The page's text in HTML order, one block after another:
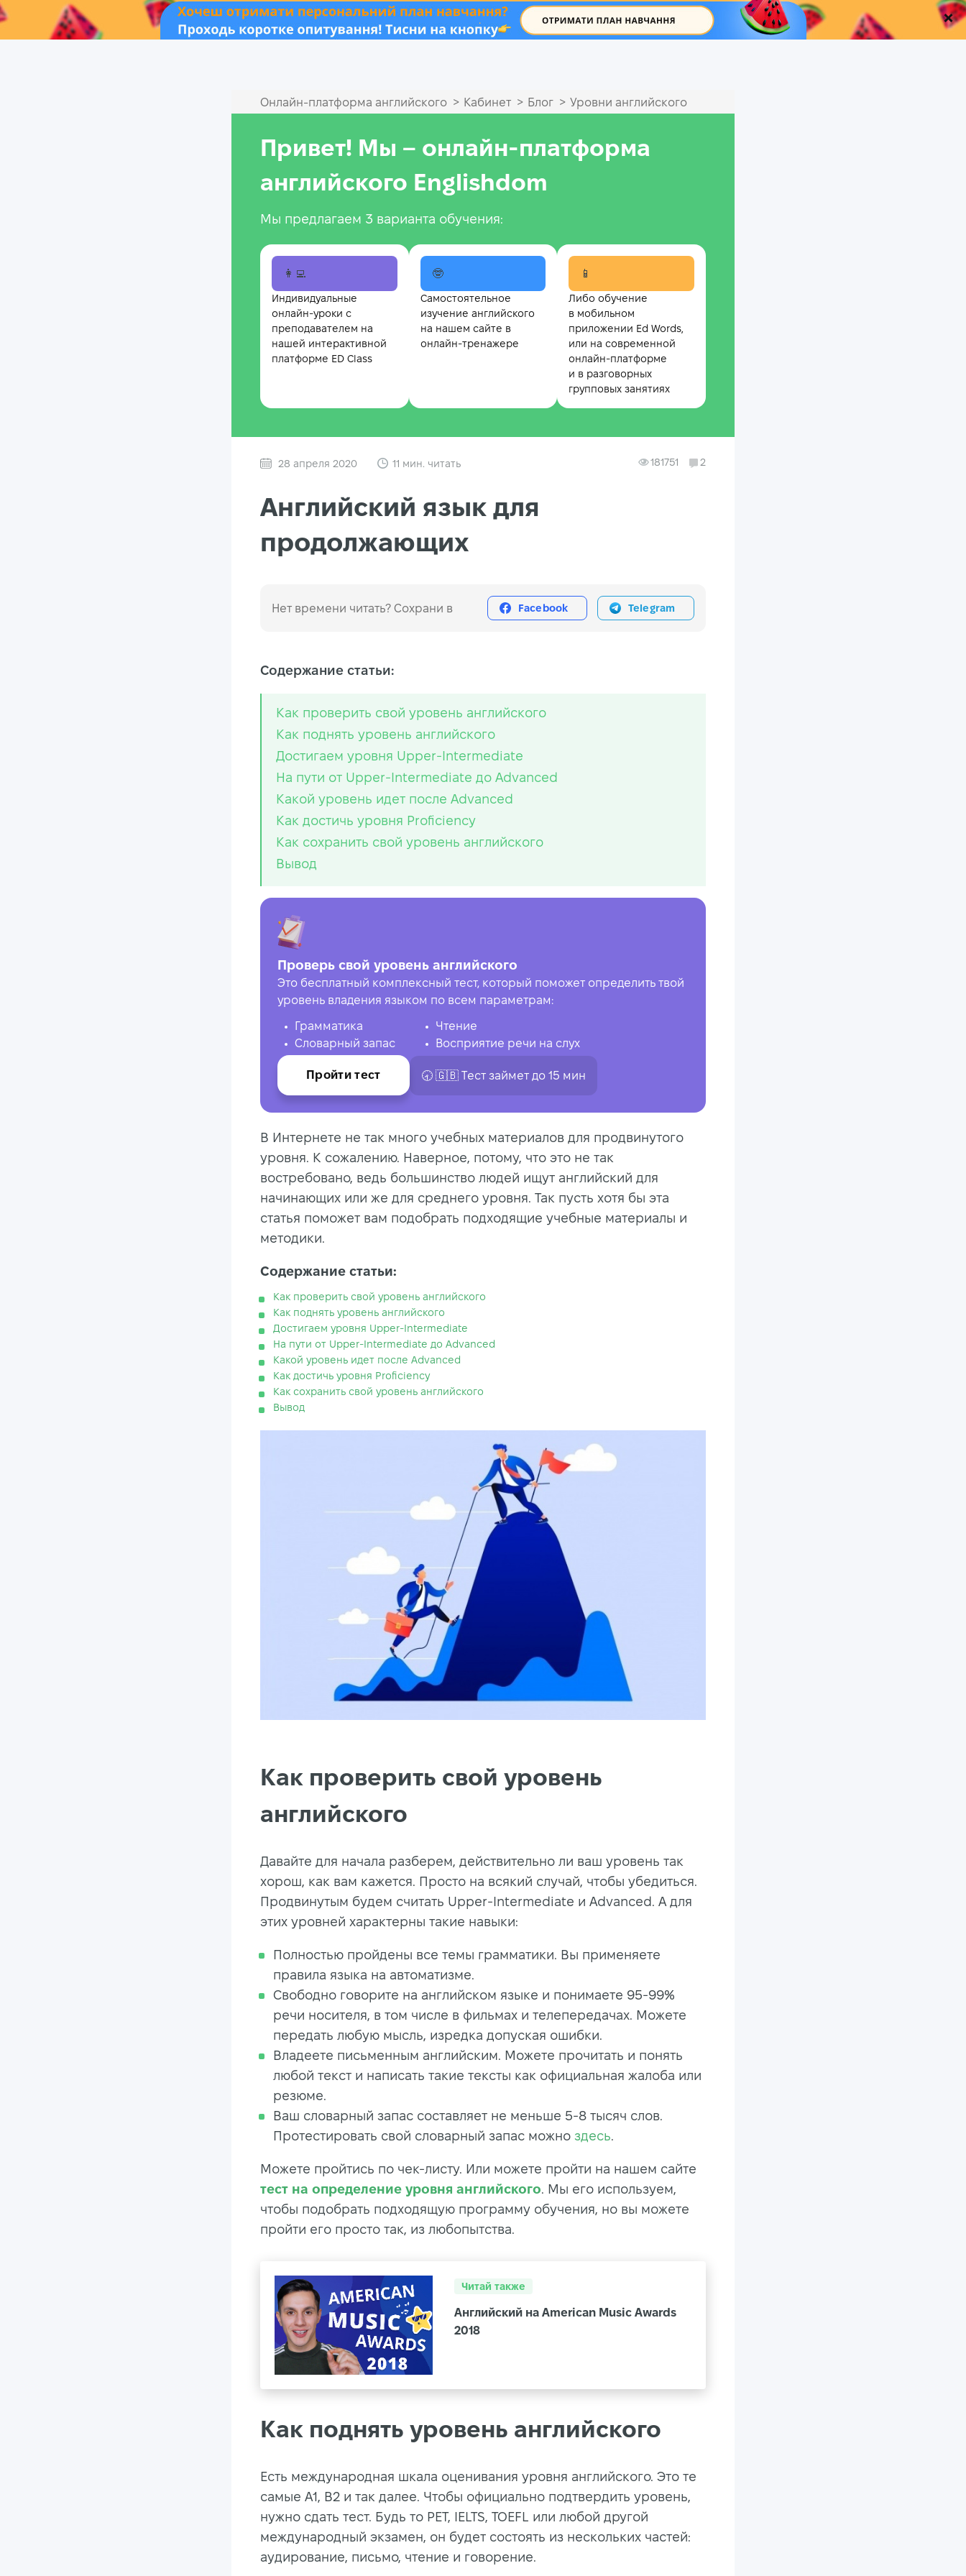
.
Онлайн‑платформа английского > Кабинет > Блог > Уровни английского
Привет! Мы – онлайн‑платформа
английского Englishdom
Мы предлагаем 3 варианта обучения:
👩‍💻
Индивидуальные
онлайн-уроки с
преподавателем на
нашей интерактивной
платформе ED Class
🤓
Самостоятельное
изучение английского
на нашем сайте в
онлайн-тренажере
📱
Либо обучение
в мобильном
приложении Ed Words,
или на современной
онлайн-платформе
и в разговорных
групповых занятиях
28 апреля 2020 11 мин. читать 181751 2
Английский язык для
продолжающих
Нет времени читать? Сохрани в Facebook Telegram
Содержание статьи:
Как проверить свой уровень английского
Как поднять уровень английского
Достигаем уровня Upper-Intermediate
На пути от Upper-Intermediate до Advanced
Какой уровень идет после Advanced
Как достичь уровня Proficiency
Как сохранить свой уровень английского
Вывод
Проверь свой уровень английского
Это бесплатный комплексный тест, который поможет определить твой
уровень владения языком по всем параметрам:
Грамматика
Словарный запас
Чтение
Восприятие речи на слух
Пройти тест 🕣 🇬🇧 Tест займет до 15 мин
В Интернете не так много учебных материалов для продвинутого
уровня. К сожалению. Наверное, потому, что это не так
востребовано, ведь большинство людей ищут английский для
начинающих или же для среднего уровня. Так пусть хотя бы эта
статья поможет вам подобрать подходящие учебные материалы и
методики.
Содержание статьи:
Как проверить свой уровень английского
Как поднять уровень английского
Достигаем уровня Upper-Intermediate
На пути от Upper-Intermediate до Advanced
Какой уровень идет после Advanced
Как достичь уровня Proficiency
Как сохранить свой уровень английского
Вывод
Как проверить свой уровень
английского
Давайте для начала разберем, действительно ли ваш уровень так
хорош, как вам кажется. Просто на всякий случай, чтобы убедиться.
Продвинутым будем считать Upper-Intermediate и Advanced. А для
этих уровней характерны такие навыки:
Полностью пройдены все темы грамматики. Вы применяете
правила языка на автоматизме.
Свободно говорите на английском языке и понимаете 95-99%
речи носителя, в том числе в фильмах и телепередачах. Можете
передать любую мысль, изредка допуская ошибки.
Владеете письменным английским. Можете прочитать и понять
любой текст и написать такие тексты как официальная жалоба или
резюме.
Ваш словарный запас составляет не меньше 5-8 тысяч слов.
Протестировать свой словарный запас можно здесь.
Можете пройтись по чек-листу. Или можете пройти на нашем сайте
тест на определение уровня английского. Мы его используем,
чтобы подобрать подходящую программу обучения, но вы можете
пройти его просто так, из любопытства.
Читай также
Английский на American Music Awards
2018
Как поднять уровень английского
Есть международная шкала оценивания уровня английского. Это те
самые A1, B2 и так далее. Чтобы официально подтвердить уровень,
нужно сдать тест. Будь то PET, IELTS, TOEFL или любой другой
международный экзамен, он будет состоять из нескольких частей:
аудирование, письмо, чтение и говорение.